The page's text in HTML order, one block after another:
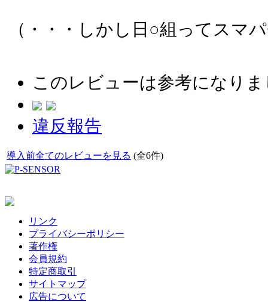
（・・・しかし日○組ってスマ
このレビューは参考になり
違反報告
導入前全てのレビューを見る (全6件)
リンク
プライバシーポリシー
著作権
会員規約
特定商取引
サイトマップ
広告について